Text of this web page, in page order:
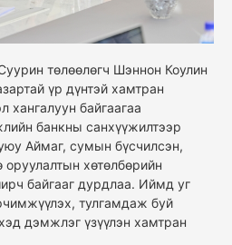
төлөөлөгч Шэннон Коулин
үр дүнтэй хамтран
хангалуун байгаагаа
банкны санхүүжилтээр
Аймаг, сумын бүсчилсэн,
оруулалтын хөтөлбөрийн
байгааг дурдлаа. Иймд уг
тулгамдаж буй
дэмжлэг үзүүлэн хамтран